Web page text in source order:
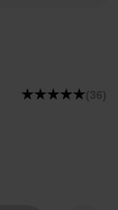
(36)